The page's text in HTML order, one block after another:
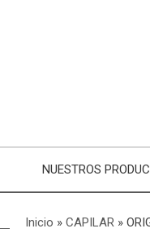
NUESTROS
Inicio » CAPILAR»